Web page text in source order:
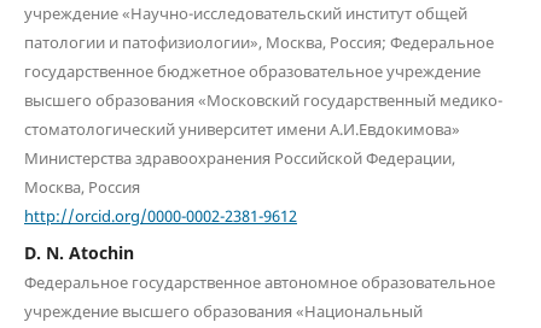
учреждение «Научно-исследовательский институт общей
патологии и патофизиологии», Москва, Россия; Федеральное
государственное бюджетное образовательное учреждение
высшего образования «Московский государственный медико-
стоматологический университет имени А.И.Евдокимова»
Министерства здравоохранения Российской Федерации,
Москва, Россия
http://orcid.org/0000-0002-2381-9612
D. N. Atochin
Федеральное государственное автономное образовательное
учреждение высшего образования «Национальный